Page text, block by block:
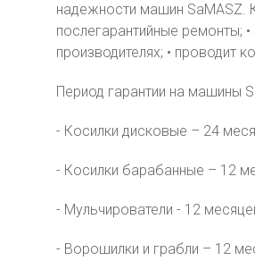
надежности машин SaMASZ.
послегарантийные ремонты;
производителях; • проводит
Период гарантии на машины
- Косилки дисковые – 24
- Косилки барабанные – 12
- Мульчирователи - 12
- Ворошилки и грабли – 12